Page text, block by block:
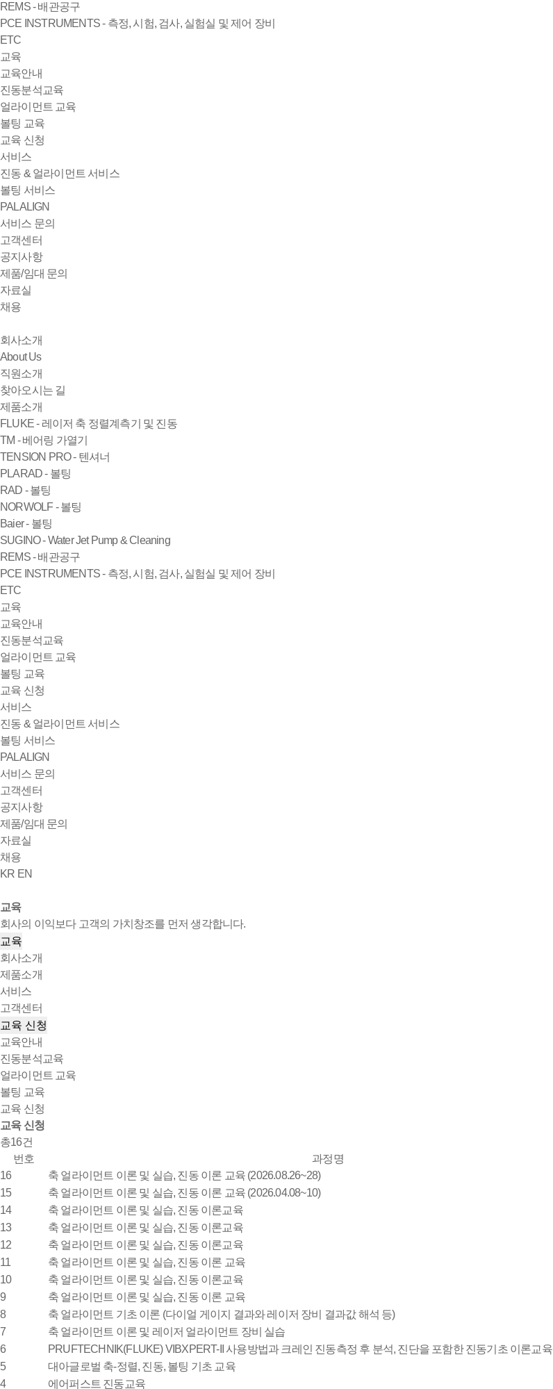
REMS - 배관공구
PCE INSTRUMENTS - 측정, 시험, 검사, 실험실 및 제어 장비
ETC
교육
교육안내
진동분석교육
얼라이먼트 교육
볼팅 교육
교육 신청
서비스
진동 & 얼라이먼트 서비스
볼팅 서비스
PALALIGN
서비스 문의
고객센터
공지사항
제품/임대 문의
자료실
채용
회사소개
About Us
직원소개
찾아오시는 길
제품소개
FLUKE - 레이저 축 정렬계측기 및 진동
TM - 베어링 가열기
TENSION PRO - 텐셔너
PLARAD - 볼팅
RAD - 볼팅
NORWOLF - 볼팅
Baier - 볼팅
SUGINO - Water Jet Pump & Cleaning
REMS - 배관공구
PCE INSTRUMENTS - 측정, 시험, 검사, 실험실 및 제어 장비
ETC
교육
교육안내
진동분석교육
얼라이먼트 교육
볼팅 교육
교육 신청
서비스
진동 & 얼라이먼트 서비스
볼팅 서비스
PALALIGN
서비스 문의
고객센터
공지사항
제품/임대 문의
자료실
채용
KR EN
교육
회사의 이익보다 고객의 가치창조를 먼저 생각합니다.
교육
회사소개
제품소개
서비스
고객센터
교육 신청
교육안내
진동분석교육
얼라이먼트 교육
볼팅 교육
교육 신청
교육 신청
총16건
번호
과정명
16
축 얼라이먼트 이론 및 실습, 진동 이론 교육 (2026.08.26~28)
15
축 얼라이먼트 이론 및 실습, 진동 이론 교육 (2026.04.08~10)
14
축 얼라이먼트 이론 및 실습, 진동 이론교육
13
축 얼라이먼트 이론 및 실습, 진동 이론교육
12
축 얼라이먼트 이론 및 실습, 진동 이론교육
11
축 얼라이먼트 이론 및 실습, 진동 이론 교육
10
축 얼라이먼트 이론 및 실습, 진동 이론교육
9
축 얼라이먼트 이론 및 실습, 진동 이론 교육
8
축 얼라이먼트 기초 이론 (다이얼 게이지 결과와 레이저 장비 결과값 해석 등)
7
축 얼라이먼트 이론 및 레이저 얼라이먼트 장비 실습
6
PRUFTECHNIK(FLUKE) VIBXPERT-II 사용방법과 크레인 진동측정 후 분석, 진단을 포함한 진동기초 이론교육
5
대아글로벌 축-정렬, 진동, 볼팅 기초 교육
4
에어퍼스트 진동교육